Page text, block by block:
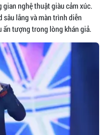
nghệ thuật giàu cảm xúc.
lắng và màn trình diễn
ấn tượng trong lòng khán giả.